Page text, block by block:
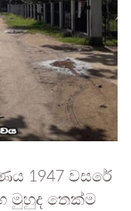
1947 වසරේ
මුහුද තෙක්ම